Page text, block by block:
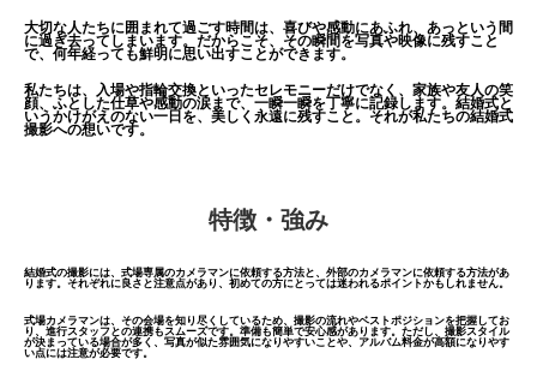
大切な人たちに囲まれて過ごす時間は、喜びや感動にあふれ、あっという間
に過ぎ去ってしまいます。だからこそ、その瞬間を写真や映像に残すこと
で、何年経っても鮮明に思い出すことができます。
私たちは、入場や指輪交換といったセレモニーだけでなく、家族や友人の笑
顔、ふとした仕草や感動の涙まで、一瞬一瞬を丁寧に記録します。結婚式と
いうかけがえのない一日を、美しく永遠に残すこと。それが私たちの結婚式
撮影への想いです。
特徴・強み
結婚式の撮影には、式場専属のカメラマンに依頼する方法と、外部のカメラマンに依頼する方法があ
ります。それぞれに良さと注意点があり、初めての方にとっては迷われるポイントかもしれません。
式場カメラマンは、その会場を知り尽くしているため、撮影の流れやベストポジションを把握してお
り、進行スタッフとの連携もスムーズです。準備も簡単で安心感があります。ただし、撮影スタイル
が決まっている場合が多く、写真が似た雰囲気になりやすいことや、アルバム料金が高額になりやす
い点には注意が必要です。